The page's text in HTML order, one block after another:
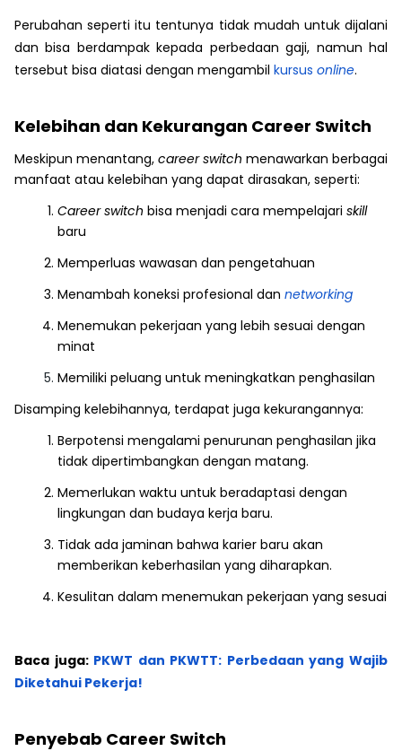
Perubahan seperti itu tentunya tidak mudah untuk dijalani
dan bisa berdampak kepada perbedaan gaji, namun hal
tersebut bisa diatasi dengan mengambil kursus online.
Kelebihan dan Kekurangan Career Switch
Meskipun menantang, career switch menawarkan berbagai
manfaat atau kelebihan yang dapat dirasakan, seperti:
Career switch bisa menjadi cara mempelajari skill
baru
Memperluas wawasan dan pengetahuan
Menambah koneksi profesional dan networking
Menemukan pekerjaan yang lebih sesuai dengan
minat
Memiliki peluang untuk meningkatkan penghasilan
Disamping kelebihannya, terdapat juga kekurangannya:
Berpotensi mengalami penurunan penghasilan jika
tidak dipertimbangkan dengan matang.
Memerlukan waktu untuk beradaptasi dengan
lingkungan dan budaya kerja baru.
Tidak ada jaminan bahwa karier baru akan
memberikan keberhasilan yang diharapkan.
Kesulitan dalam menemukan pekerjaan yang sesuai
Baca juga: PKWT dan PKWTT: Perbedaan yang Wajib
Diketahui Pekerja!
Penyebab Career Switch